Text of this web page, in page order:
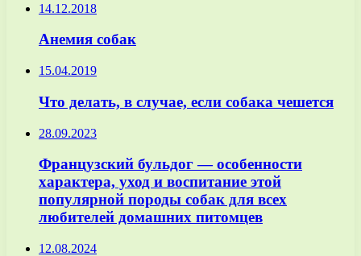
14.12.2018
Анемия собак
15.04.2019
Что делать, в случае, если собака чешется
28.09.2023
Французский бульдог — особенности
характера, уход и воспитание этой
популярной породы собак для всех
любителей домашних питомцев
12.08.2024